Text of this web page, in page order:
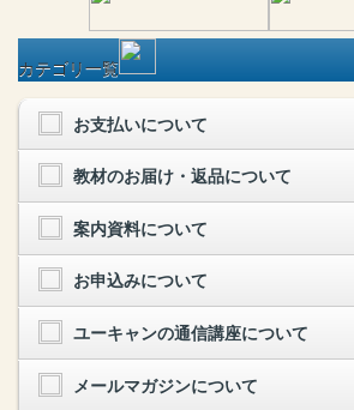
カテゴリ一覧
お支払いについて
教材のお届け・返品について
案内資料について
お申込みについて
ユーキャンの通信講座について
メールマガジンについて